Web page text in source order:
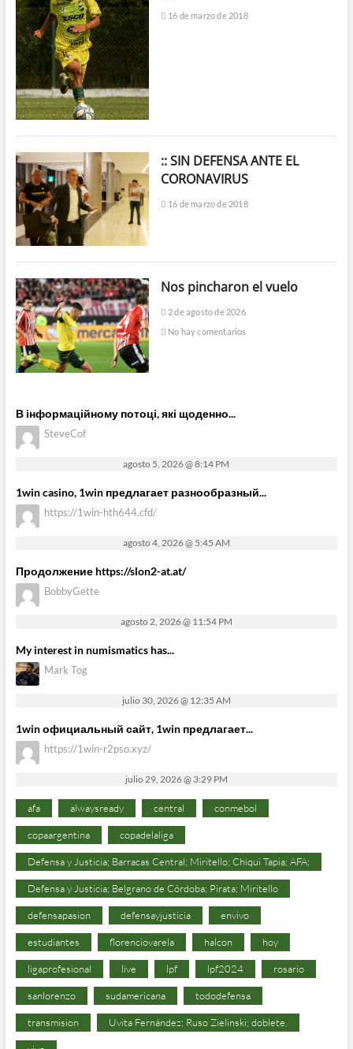
16 de marzo de 2018
:: SIN DEFENSA ANTE EL
CORONAVIRUS
16 de marzo de 2018
Nos pincharon el vuelo
2 de agosto de 2026
No hay comentarios
В інформаційному потоці, які щоденно...
SteveCof
agosto 5, 2026 @ 8:14 PM
1win casino, 1win предлагает разнообразный...
https://1win-hth644.cfd/
agosto 4, 2026 @ 5:45 AM
Продолжение https://slon2-at.at/
BobbyGette
agosto 2, 2026 @ 11:54 PM
My interest in numismatics has...
Mark Tog
julio 30, 2026 @ 12:35 AM
1win официальный сайт, 1win предлагает...
https://1win-r2pso.xyz/
julio 29, 2026 @ 3:29 PM
afa alwaysready central conmebol
copaargentina copadelaliga
Defensa y Justicia; Barracas Central; Miritello; Chiqui Tapia; AFA;
Defensa y Justicia; Belgrano de Córdoba; Pirata; Miritello
defensapasion defensayjusticia envivo
estudiantes florenciovarela halcon hoy
ligaprofesional live lpf lpf2024 rosario
sanlorenzo sudamericana tododefensa
transmision Uvita Fernández; Ruso Zielinski; doblete.